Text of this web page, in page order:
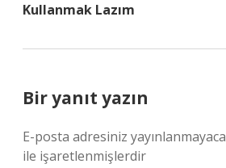
Kullanmak Lazım
Bir yanıt yazın
E-posta adresiniz
ile işaretlenmişlerdir